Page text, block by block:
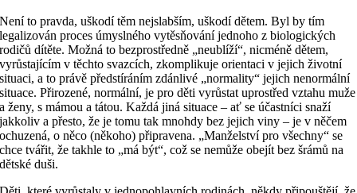
Není to pravda, uškodí těm nejslabším, uškodí dětem. Byl by tím
legalizován proces úmyslného vytěsňování jednoho z biologických
rodičů dítěte. Možná to bezprostředně „neublíží“, nicméně dětem,
vyrůstajícím v těchto svazcích, zkomplikuje orientaci v jejich životní
situaci, a to právě předstíráním zdánlivé „normality“ jejich nenormální
situace. Přirozené, normální, je pro děti vyrůstat uprostřed vztahu muže
a ženy, s mámou a tátou. Každá jiná situace – ať se účastníci snaží
jakkoliv a přesto, že je tomu tak mnohdy bez jejich viny – je v něčem
ochuzená, o něco (někoho) připravena. „Manželství pro všechny“ se
chce tvářit, že takhle to „má být“, což se nemůže obejít bez šrámů na
dětské duši.